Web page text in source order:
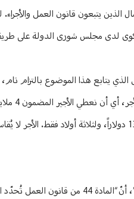
والعمال الذين يتبعون قانون العمل
لدى مجلس شورى الدولة على
يتابع هذا الموضوع بالتزام
لإنجاز
الدفتر 500 ألف ليرة، ونعطيه في المدرسة الخاصة والجامعة 12 مليون
من جهته، الباحث في “الدوليّة للمعلومات” محمد شمس